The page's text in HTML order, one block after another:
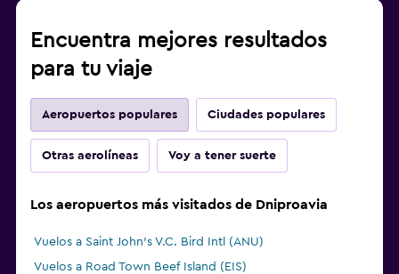
Encuentra mejores resultados
para tu viaje
Aeropuertos populares Ciudades populares
Otras aerolíneas Voy a tener suerte
Los aeropuertos más visitados de Dniproavia
Vuelos a Saint John's V.C. Bird Intl (ANU)
Vuelos a Road Town Beef Island (EIS)